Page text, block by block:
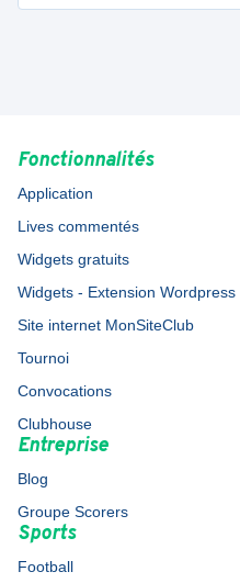
Fonctionnalités
Application
Lives commentés
Widgets gratuits
Widgets - Extension Wordpress
Site internet MonSiteClub
Tournoi
Convocations
Clubhouse
Entreprise
Blog
Groupe Scorers
Sports
Football